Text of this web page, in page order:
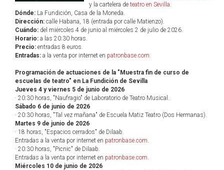
y la cartelera de teatro en Sevilla.
Dónde: La Fundición, Casa de la Moneda.
Dirección: calle Habana, 18 (entrada por calle Matienzo).
Cuándo: del miércoles 4 de junio al miércoles 2 de julio de 2026.
Horario: a las 20:30 horas.
Precio: entradas 8 euros.
Entradas: a la venta por internet en patronbase.com.
Programación de actuaciones de la "Muestra fin de curso de
escuelas de teatro" en La Fundición de Sevilla
Jueves 4 y viernes 5 de junio de 2026
· 20:30 horas, "Naufragio" de Laboratorio de Teatro Musical.
Sábado 6 de junio de 2026
· 20:30 horas, "Tal vez mañana" de Escuela Matiz Teatro (Dos Hermanas).
Martes 9 de junio de 2026
· 18 horas, "Espacios cerrados" de Dilaab.
Entradas a la venta por internet en patronbase.com.
· 20:30 horas, "Picnic" de Dilaab.
Entradas a la venta por internet en patronbase.com.
Miércoles 10 de junio de 2026